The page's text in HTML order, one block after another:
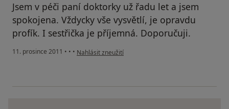
Jsem v péči paní doktorky už řadu let a jsem
spokojena. Vždycky vše vysvětlí, je opravdu
profík. I sestřička je příjemná. Doporučuji.
11. prosince 2011 • • • podle názoru uživatele Pacient
Nahlásit zneužití